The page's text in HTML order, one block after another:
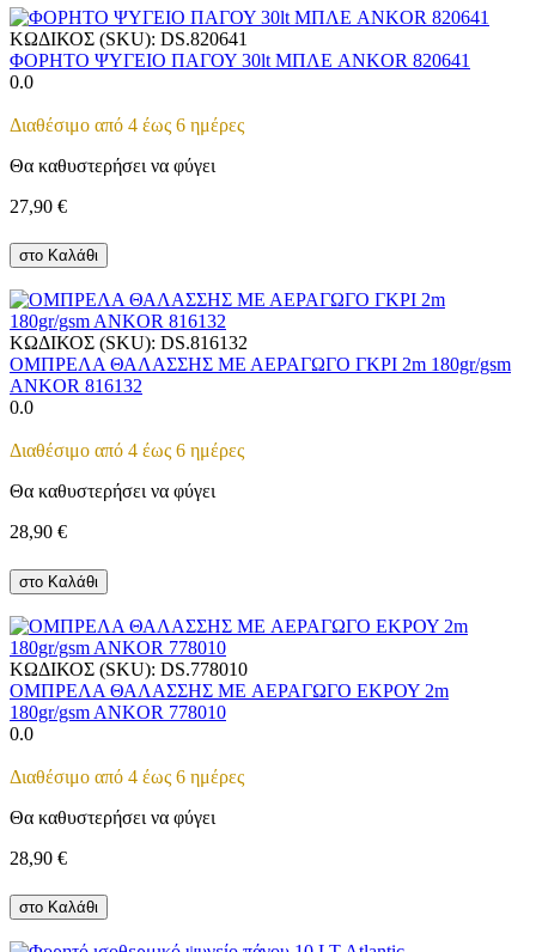
ΚΩΔΙΚΟΣ (SKU): DS.820641
ΦΟΡΗΤΟ ΨΥΓΕΙΟ ΠΑΓΟΥ 30lt ΜΠΛΕ ANKOR 820641
0.0
Διαθέσιμο από 4 έως 6 ημέρες
Θα καθυστερήσει να φύγει
27,90 €
στο Καλάθι
ΚΩΔΙΚΟΣ (SKU): DS.816132
ΟΜΠΡΕΛΑ ΘΑΛΑΣΣΗΣ ΜΕ ΑΕΡΑΓΩΓΟ ΓΚΡΙ 2m 180gr/gsm
ANKOR 816132
0.0
Διαθέσιμο από 4 έως 6 ημέρες
Θα καθυστερήσει να φύγει
28,90 €
στο Καλάθι
ΚΩΔΙΚΟΣ (SKU): DS.778010
ΟΜΠΡΕΛΑ ΘΑΛΑΣΣΗΣ ME ΑΕΡΑΓΩΓΟ ΕΚΡΟΥ 2m
180gr/gsm ANKOR 778010
0.0
Διαθέσιμο από 4 έως 6 ημέρες
Θα καθυστερήσει να φύγει
28,90 €
στο Καλάθι